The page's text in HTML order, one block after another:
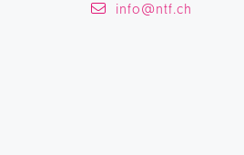
info@ntf.ch